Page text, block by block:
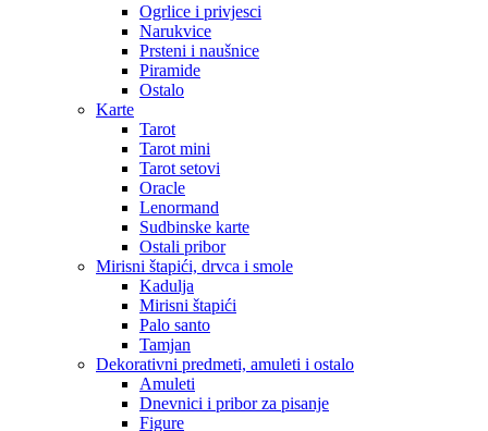
Ogrlice i privjesci
Narukvice
Prsteni i naušnice
Piramide
Ostalo
Karte
Tarot
Tarot mini
Tarot setovi
Oracle
Lenormand
Sudbinske karte
Ostali pribor
Mirisni štapići, drvca i smole
Kadulja
Mirisni štapići
Palo santo
Tamjan
Dekorativni predmeti, amuleti i ostalo
Amuleti
Dnevnici i pribor za pisanje
Figure